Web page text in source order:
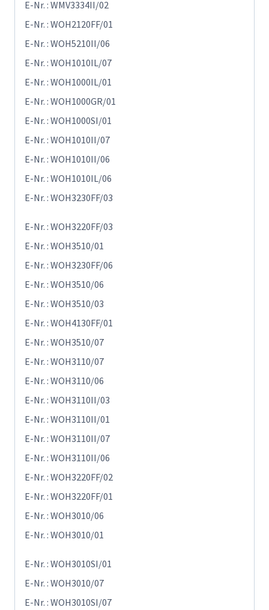
E-Nr. : WMV3334II/02
E-Nr. : WOH2120FF/01
E-Nr. : WOH5210II/06
E-Nr. : WOH1010IL/07
E-Nr. : WOH1000IL/01
E-Nr. : WOH1000GR/01
E-Nr. : WOH1000SI/01
E-Nr. : WOH1010II/07
E-Nr. : WOH1010II/06
E-Nr. : WOH1010IL/06
E-Nr. : WOH3230FF/03
E-Nr. : WOH3220FF/03
E-Nr. : WOH3510/01
E-Nr. : WOH3230FF/06
E-Nr. : WOH3510/06
E-Nr. : WOH3510/03
E-Nr. : WOH4130FF/01
E-Nr. : WOH3510/07
E-Nr. : WOH3110/07
E-Nr. : WOH3110/06
E-Nr. : WOH3110II/03
E-Nr. : WOH3110II/01
E-Nr. : WOH3110II/07
E-Nr. : WOH3110II/06
E-Nr. : WOH3220FF/02
E-Nr. : WOH3220FF/01
E-Nr. : WOH3010/06
E-Nr. : WOH3010/01
E-Nr. : WOH3010SI/01
E-Nr. : WOH3010/07
E-Nr. : WOH3010SI/07